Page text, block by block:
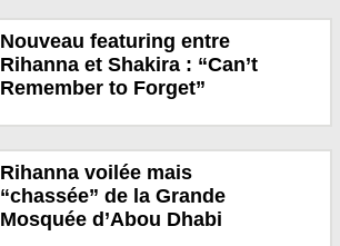
Nouveau featuring entre
Rihanna et Shakira : “Can’t
Remember to Forget”
Rihanna voilée mais
“chassée” de la Grande
Mosquée d’Abou Dhabi